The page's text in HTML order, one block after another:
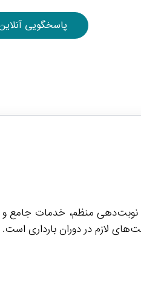
پاسخگویی
منظم، خدمات جامع و
لازم در دوران بارداری است.